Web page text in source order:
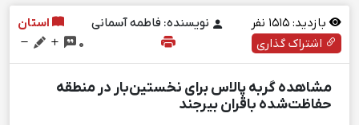
بازدید: نفر نویسنده: فاطمه آسمانی
استان
اشتراک گذاری
0
مشاهده گربه پالاس برای نخستین‌بار در منطقه
حفاظت‌شده باقران بیرجند